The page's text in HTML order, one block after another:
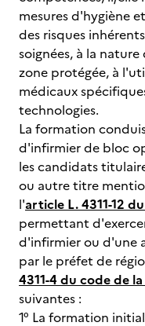
mesures d'hygiène
des risques
soignées, à la
zone protégée, à
médicaux
technologies.
La formation
d'infirmier de bloc
les candidats
ou autre titre
l'article L. 4311-12
permettant
d'infirmier ou d'une
par le préfet de
4311-4 du code de
suivantes :
1° La formation